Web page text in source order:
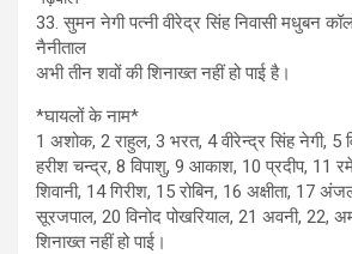
33. सुमन नेगी पत्नी वीरेद्र सिंह निवासी मधुबन
नैनीताल
अभी तीन शवों की शिनाख्त नहीं हो पाई है।
*घायलों के नाम*
1 अशोक, 2 राहुल, 3 भरत, 4 वीरेन्द्र सिंह नेगी, 5
हरीश चन्द्र, 8 विपाशु, 9 आकाश, 10 प्रदीप, 11
शिवानी, 14 गिरीश, 15 रोबिन, 16 अक्षीता, 17
सूरजपाल, 20 विनोद पोखरियाल, 21 अवनी,
शिनाख्त नहीं हो पाई।